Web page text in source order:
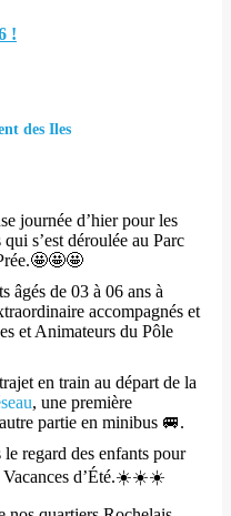
!
des Iles
journée d’hier pour les
s’est déroulée au Parc
âgés de 03 à 06 ans à
accompagnés et
et Animateurs du Pôle
en train au départ de la
, une première
partie en minibus 🚐.
regard des enfants pour
Vacances d’Été.☀️☀️☀️